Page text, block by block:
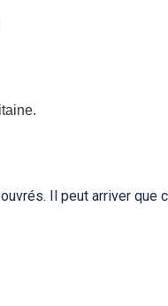
Il peut arriver que